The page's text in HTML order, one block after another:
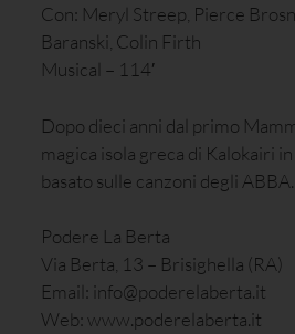
Con: Meryl Streep, Pierce
Baranski, Colin Firth
Musical – 114′
Dopo dieci anni dal primo
magica isola greca di Kalokairi
basato sulle canzoni degli ABBA.
Podere La Berta
Via Berta, 13 – Brisighella (RA)
Email: info@poderelaberta.it
Web: www.poderelaberta.it